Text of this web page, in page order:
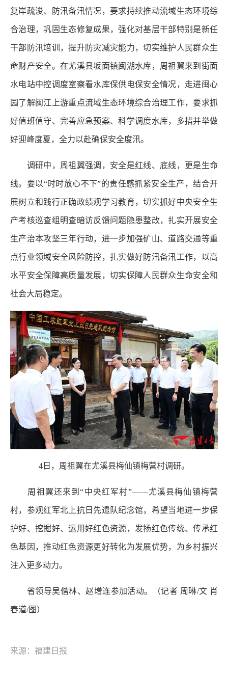
复岸疏浚、防汛备汛情况，要求持续推动流域生态环境综
合治理，巩固生态修复成果，强化对基层干部特别是新任
干部防汛培训，提升防灾减灾能力，切实维护人民群众生
命财产安全。在尤溪县坂面镇闽湖水库，周祖翼来到街面
水电站中控调度室察看水库保供电保安全情况，走进闽心
园了解闽江上游重点流域生态环境综合治理工作，要求抓
好值班值守、完善应急预案、科学调度水库，多措并举做
好迎峰度夏，全力以赴确保安全度汛。
调研中，周祖翼强调，安全是红线、底线，更是生命
线。要以“时时放心不下”的责任感抓紧安全生产，结合开
展树立和践行正确政绩观学习教育，切实抓好中央安全生
产考核巡查组明查暗访反馈问题隐患整改，扎实开展安全
生产治本攻坚三年行动，进一步加强矿山、道路交通等重
点行业领域安全风险防控，扎实做好防汛备汛工作，以高
水平安全保障高质量发展，切实保障人民群众生命安全和
社会大局稳定。
4日，周祖翼在尤溪县梅仙镇梅营村调研。
周祖翼还来到“中央红军村”——尤溪县梅仙镇梅营
村，参观红军北上抗日先遣队纪念馆，希望当地进一步保
护好、挖掘好、运用好红色资源，发扬红色传统、传承红
色基因，推动红色资源更好转化为发展优势，为乡村振兴
注入更多动力。
省领导吴偕林、赵增连参加活动。（记者 周琳/文 肖
春道/图）
来源：福建日报